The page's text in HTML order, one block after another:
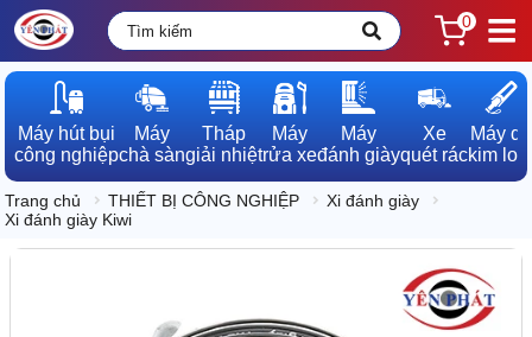
0
Máy hút bụi
công nghiệp
Máy
chà sàn
Tháp
giải nhiệt
Máy
rửa xe
Máy
đánh giày
Xe
quét rác
Máy dò
kim loại
Trang chủ THIẾT BỊ CÔNG NGHIỆP
Xi đánh giày
Xi đánh giày Kiwi